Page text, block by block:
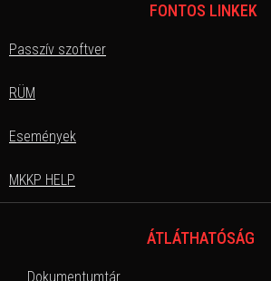
FONTOS LINKEK
Passzív szoftver
RÜM
Események
MKKP HELP
ÁTLÁTHATÓSÁG
Dokumentumtár